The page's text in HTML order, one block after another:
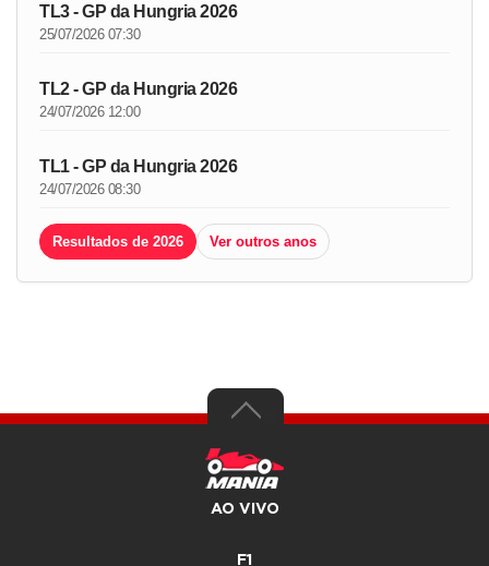
TL3 - GP da Hungria 2026
25/07/2026 07:30
TL2 - GP da Hungria 2026
24/07/2026 12:00
TL1 - GP da Hungria 2026
24/07/2026 08:30
Resultados de 2026 Ver outros anos
AO VIVO
F1